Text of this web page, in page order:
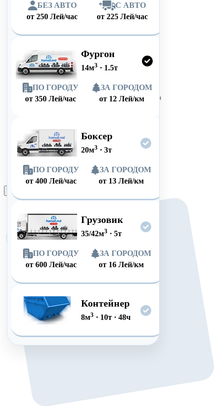
БЕЗ АВТО
от250 Лей/час
*
С АВТО
от 225 Лей/час
Фургон
14м3 · 1.5т
ПО ГОРОДУ
от 350 Лей/час
ЗА ГОРОДОМ
от 12 Лей/км
Боксер
20м3 · 3т
ПО ГОРОДУ
от 400 Лей/час
ЗА ГОРОДОМ
от 13 Лей/км
Грузовик
35/42м3 · 5т
ПО ГОРОДУ
от 600 Лей/час
ЗА ГОРОДОМ
от 16 Лей/км
Контейнер
8м3 · 10т· 48ч
Оформить заказ